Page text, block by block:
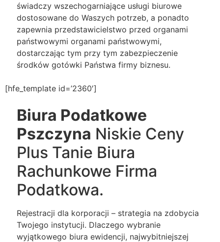
świadczy wszechogarniające usługi biurowe
dostosowane do Waszych potrzeb, a ponadto
zapewnia przedstawicielstwo przed organami
państwowymi organami państwowymi,
dostarczając tym przy tym zabezpieczenie
środków gotówki Państwa firmy biznesu.
[hfe_template id=’2360′]
Biura Podatkowe
Pszczyna Niskie Ceny
Plus Tanie Biura
Rachunkowe Firma
Podatkowa.
Rejestracji dla korporacji – strategia na zdobycia
Twojego instytucji. Dlaczego wybranie
wyjątkowego biura ewidencji, najwybitniejszej